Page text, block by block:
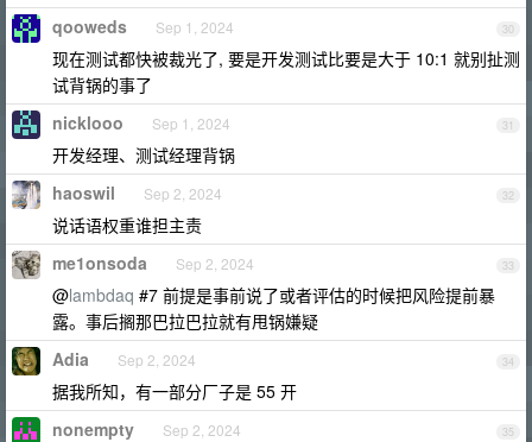
30
qooweds Sep 1, 2024
现在测试都快被裁光了, 要是开发测试比要是大于 10:1 就别扯测
试背锅的事了
31
nicklooo Sep 1, 2024
开发经理、测试经理背锅
32
haoswil Sep 2, 2024
说话语权重谁担主责
33
me1onsoda Sep 2, 2024
@lambdaq #7 前提是事前说了或者评估的时候把风险提前暴
露。事后搁那巴拉巴拉就有甩锅嫌疑
34
Adia Sep 2, 2024
据我所知，有一部分厂子是 55 开
35
nonempty Sep 2, 2024